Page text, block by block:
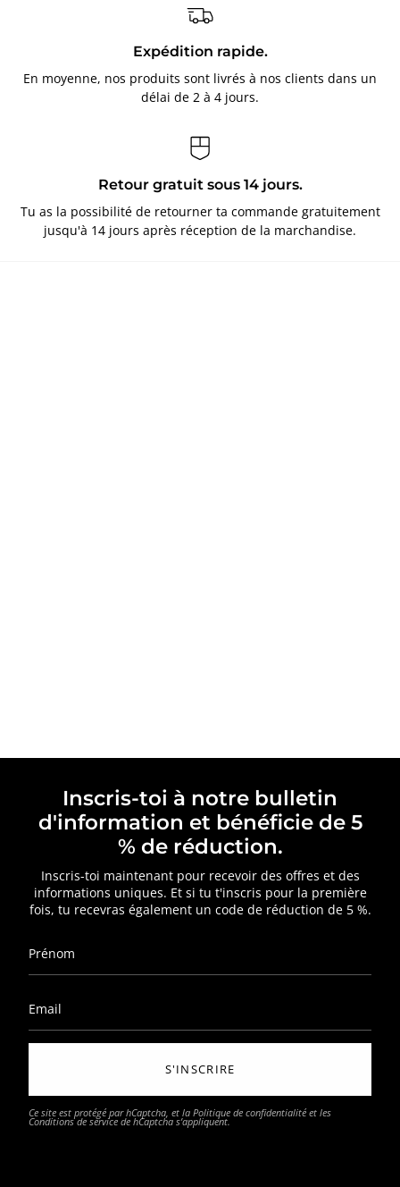
Expédition rapide.
En moyenne, nos produits sont livrés à nos clients dans un
délai de 2 à 4 jours.
Retour gratuit sous 14 jours.
Tu as la possibilité de retourner ta commande gratuitement
jusqu'à 14 jours après réception de la marchandise.
Inscris-toi à notre bulletin
d'information et bénéficie de 5
% de réduction.
Inscris-toi maintenant pour recevoir des offres et des
informations uniques. Et si tu t'inscris pour la première
fois, tu recevras également un code de réduction de 5 %.
S'INSCRIRE
Ce site est protégé par hCaptcha, et la Politique de confidentialité et les
Conditions de service de hCaptcha s’appliquent.